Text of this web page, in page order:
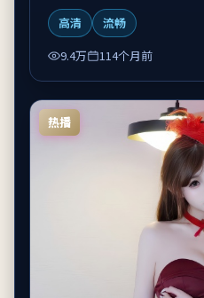
高清
流畅
9.4万
114个月前
热播